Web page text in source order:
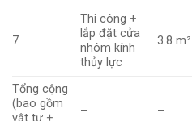
7
Thi công +
lắp đặt cửa
nhôm kính
thủy lực
3.8 m²
Tổng cộng
(bao gồm
vật tư +
– –